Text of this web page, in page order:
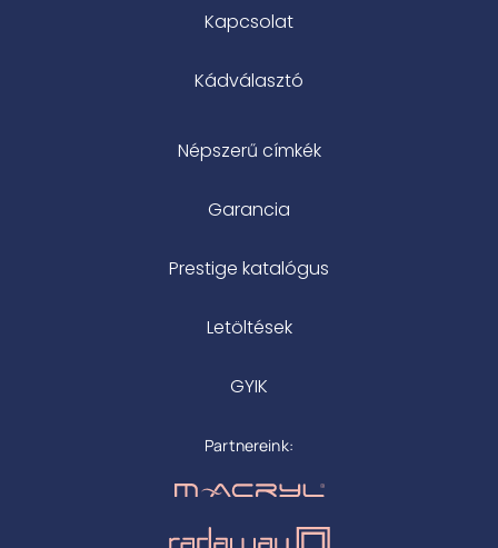
Kapcsolat
Kádválasztó
Népszerű címkék
Garancia
Prestige katalógus
Letöltések
GYIK
Partnereink: